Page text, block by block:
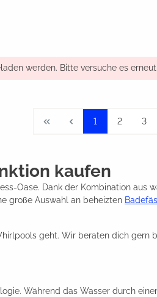
werden. Bitte versuche es erneut.
1 2 3
kaufen
Oase. Dank der Kombination aus
große Auswahl an beheizten
geht. Wir beraten dich gern
Während das Wasser durch